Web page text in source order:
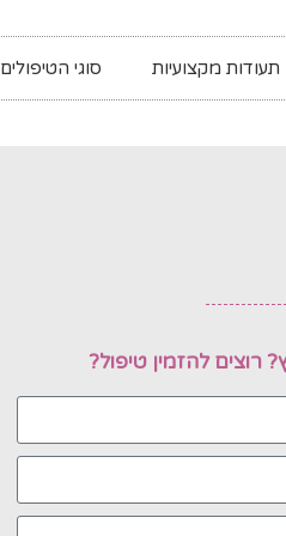
תעודות מקצועיות סוגי הטיפולים
רוצים להזמין טיפול?